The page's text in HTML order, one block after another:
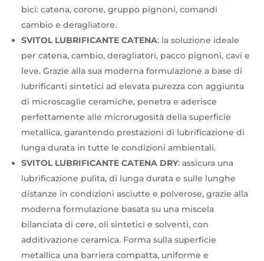
bici: catena, corone, gruppo pignoni, comandi
cambio e deragliatore.
SVITOL LUBRIFICANTE CATENA: la soluzione ideale
per catena, cambio, deragliatori, pacco pignoni, cavi e
leve. Grazie alla sua moderna formulazione a base di
lubrificanti sintetici ad elevata purezza con aggiunta
di microscaglie ceramiche, penetra e aderisce
perfettamente alle microrugosità della superficie
metallica, garantendo prestazioni di lubrificazione di
lunga durata in tutte le condizioni ambientali.
SVITOL LUBRIFICANTE CATENA DRY: assicura una
lubrificazione pulita, di lunga durata e sulle lunghe
distanze in condizioni asciutte e polverose, grazie alla
moderna formulazione basata su una miscela
bilanciata di cere, oli sintetici e solventi, con
additivazione ceramica. Forma sulla superficie
metallica una barriera compatta, uniforme e